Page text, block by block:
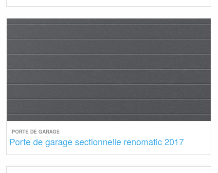
PORTE DE GARAGE
Porte de garage sectionnelle renomatic 2017